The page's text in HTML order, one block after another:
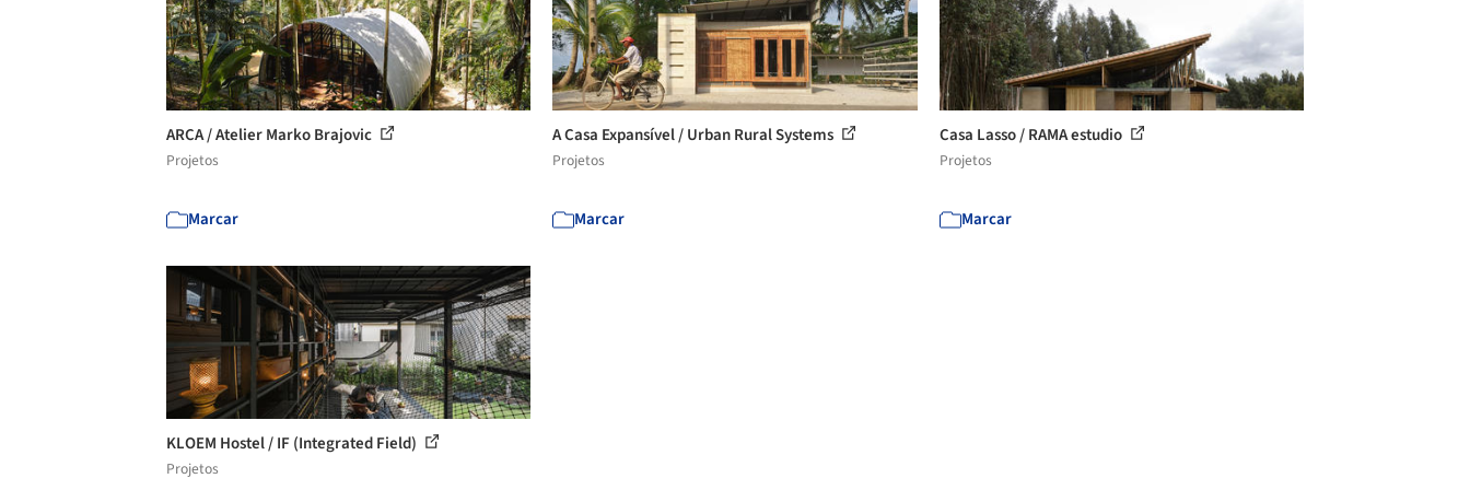
ARCA / Atelier Marko Brajovic
Projetos
Marcar
A Casa Expansível / Urban Rural Systems
Projetos
Marcar
Casa Lasso / RAMA estudio
Projetos
Marcar
KLOEM Hostel / IF (Integrated Field)
Projetos